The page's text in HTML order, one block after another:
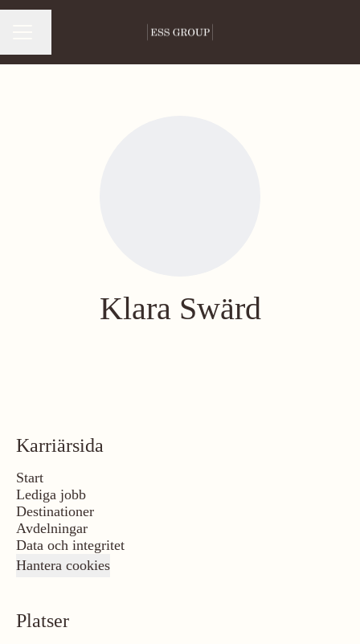
Klara Swärd
Karriärsida
Start
Lediga jobb
Destinationer
Avdelningar
Data och integritet
Hantera cookies
Platser